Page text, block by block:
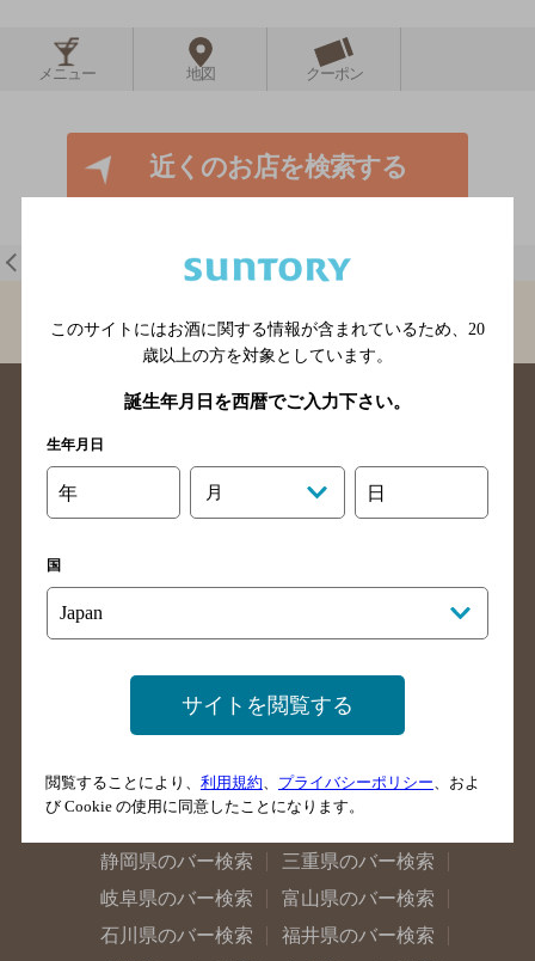
メニュー 地図 クーポン
近くのお店を検索する
東京都 Bar Queen's-Q
福島県のバー検索
茨城県のバー検索
栃木県のバー検索
群馬県のバー検索
山梨県のバー検索
長野県のバー検索
神奈川県のバー検索
千葉県のバー検索
静岡県のバー検索
三重県のバー検索
岐阜県のバー検索
富山県のバー検索
石川県のバー検索
福井県のバー検索
このサイトにはお酒に関する情報が含まれているため、 20
歳以上の方を対象としています。
誕生年月日を西暦でご入力下さい。
生年月日
年 月 日
国
サイトを閲覧する
閲覧することにより、 利用規約、 プライバシーポリシー、およ
び Cookie の使用に同意したことになります。